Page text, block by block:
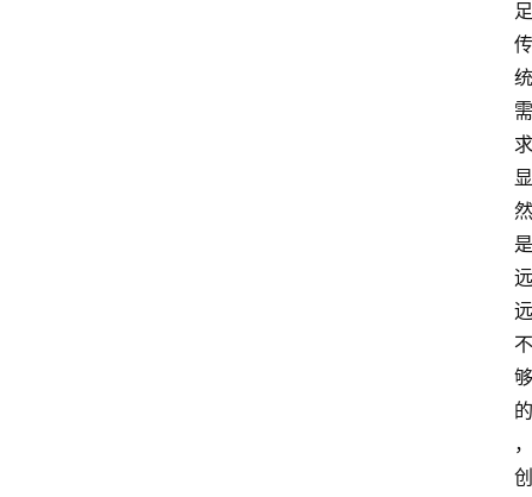
足
传
统
需
求
显
然
是
远
远
不
够
的
，
创